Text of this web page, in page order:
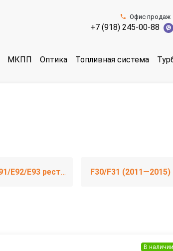
Офис продаж
+7 (918) 245-00-88
МКПП Оптика Топливная система
E90/E91/E92/E93 рестайлинг (2008—2013) F30/F31 (2011—2015)
В наличии